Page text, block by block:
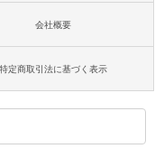
会社概要
特定商取引法に基づく表示